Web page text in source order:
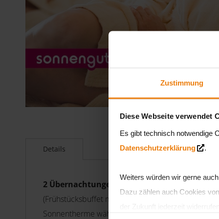
Zustimmung
Diese Webseite verwendet
Es gibt technisch notwendige
Datenschutzerklärung
.
Weiters würden wir gerne
Dazu zählen auch Cookies
Details
2 Übernachtungen für 1 Erwachsenen
im
(Frühstücksbuffet mit Vitaminbar, Mittagsbuffet,
Sonnentherme während des Aufenthaltes (inkl.